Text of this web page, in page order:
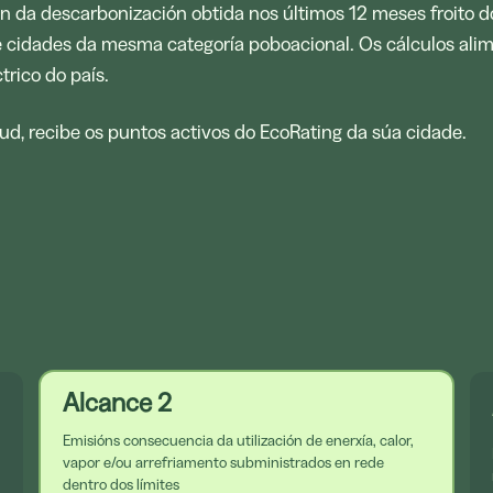
da descarbonización obtida nos últimos 12 meses froito
da mesma categoría poboacional. Os cálculos
do país.
recibe os puntos activos do EcoRating da súa cidade.
Alcance 2
Emisións consecuencia da utilización de enerxía, calor,
vapor e/ou arrefriamento subministrados en rede
dentro dos límites